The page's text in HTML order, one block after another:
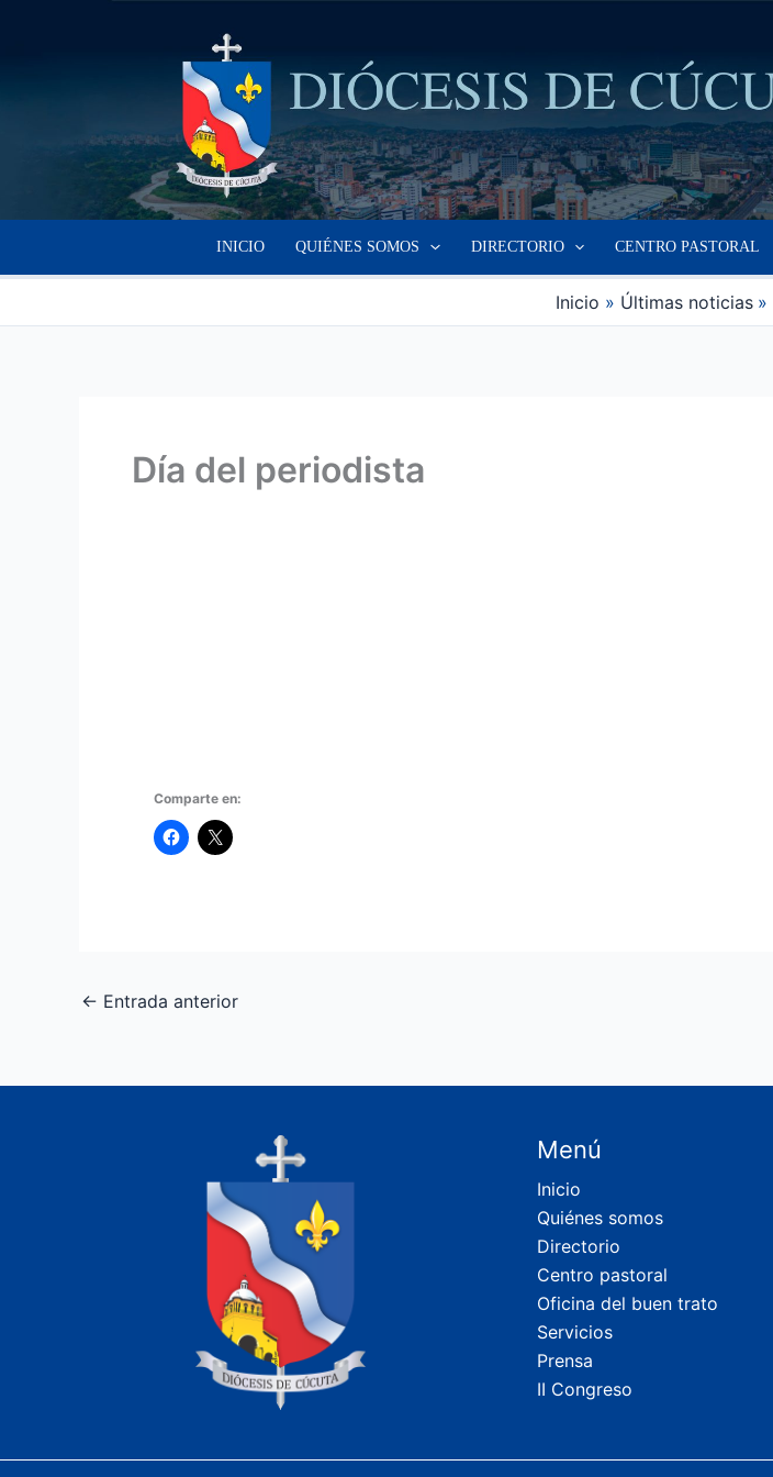
INICIO QUIÉNES SOMOS DIRECTORIO CENTRO PASTORAL
Inicio Últimas noticias
Día del periodista
Comparte en:
← Entrada anterior
Menú
Inicio
Quiénes somos
Directorio
Centro pastoral
Oficina del buen trato
Servicios
Prensa
II Congreso